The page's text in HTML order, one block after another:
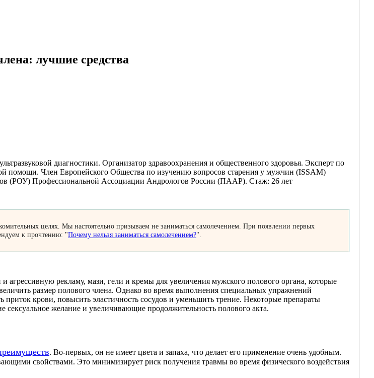
лучшие средства
диагностики. Организатор здравоохранения и общественного здоровья. Эксперт по
помощи. Член Европейского Общества по изучению вопросов старения у мужчин (ISSAM)
(РОУ) Профессиональной Ассоциации Андрологов России (ПААР). Стаж: 26 лет
целях. Мы настоятельно призываем не заниматься самолечением. При появлении первых
к прочтению: "Почему нельзя заниматься самолечением?".
агрессивную рекламу, мази, гели и кремы для увеличения мужского полового органа, которые
размер полового члена. Однако во время выполнения специальных упражнений
крови, повысить эластичность сосудов и уменьшить трение. Некоторые препараты
сексуальное желание и увеличивающие продолжительность полового акта.
. Во-первых, он не имеет цвета и запаха, что делает его применение очень удобным.
свойствами. Это минимизирует риск получения травмы во время физического воздействия